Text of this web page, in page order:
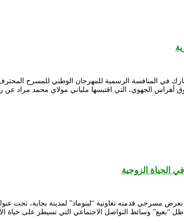
الجهوي، التي اقتبسها ملياني مولاي محمد مراد عن
الحياة الزوجية
مسرحي قدمته تعاونية “لينوماد” لمدينة بجاية،
ظل “بعبع” وسائط التواصل الاجتماعي التي تسيطر على حياة